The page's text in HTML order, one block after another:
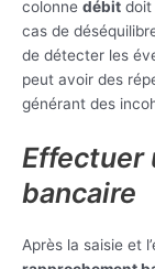
colonne débit doit
cas de
de détecter les
peut avoir des
générant des
Effectuer
bancaire
Après la saisie et